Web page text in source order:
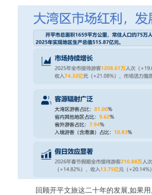
回顾开平文旅这二十年的发展,如果